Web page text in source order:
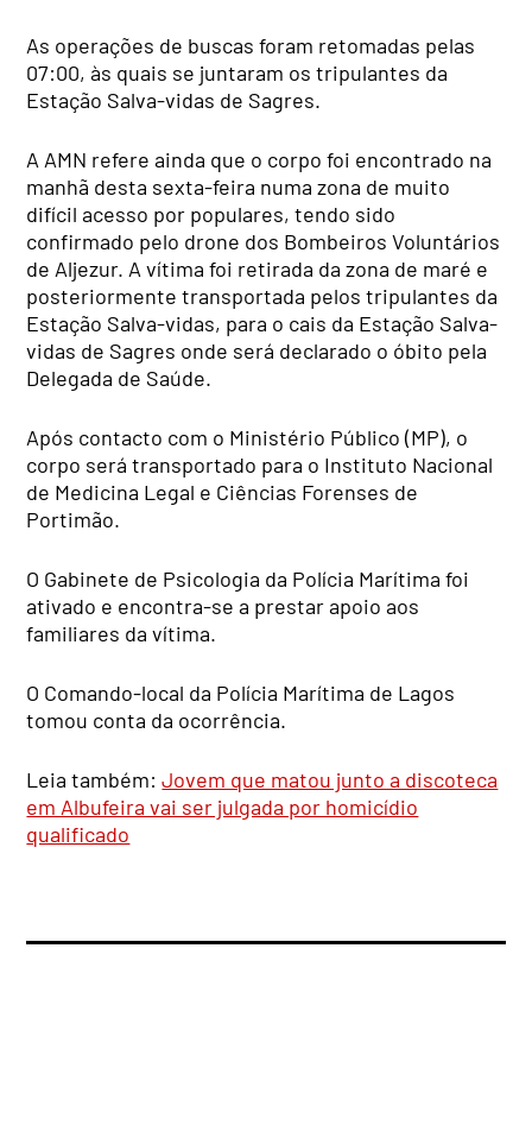
As operações de buscas foram retomadas pelas
07:00, às quais se juntaram os tripulantes da
Estação Salva-vidas de Sagres.
A AMN refere ainda que o corpo foi encontrado na
manhã desta sexta-feira numa zona de muito
difícil acesso por populares, tendo sido
confirmado pelo drone dos Bombeiros Voluntários
de Aljezur. A vítima foi retirada da zona de maré e
posteriormente transportada pelos tripulantes da
Estação Salva-vidas, para o cais da Estação Salva-
vidas de Sagres onde será declarado o óbito pela
Delegada de Saúde.
Após contacto com o Ministério Público (MP), o
corpo será transportado para o Instituto Nacional
de Medicina Legal e Ciências Forenses de
Portimão.
O Gabinete de Psicologia da Polícia Marítima foi
ativado e encontra-se a prestar apoio aos
familiares da vítima.
O Comando-local da Polícia Marítima de Lagos
tomou conta da ocorrência.
Leia também:Jovem que matou junto a discoteca
em Albufeira vai ser julgada por homicídio
qualificado